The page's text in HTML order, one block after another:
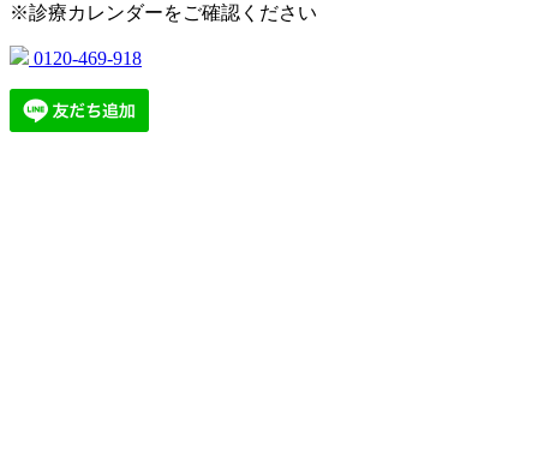
※診療カレンダーをご確認ください
0120-469-918